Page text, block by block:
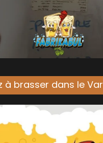
à brasser dans le Var